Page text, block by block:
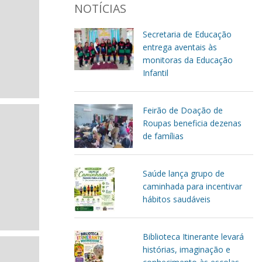
NOTÍCIAS
Secretaria de Educação
entrega aventais às
monitoras da Educação
Infantil
Feirão de Doação de
Roupas beneficia dezenas
de famílias
Saúde lança grupo de
caminhada para incentivar
hábitos saudáveis
Biblioteca Itinerante levará
histórias, imaginação e